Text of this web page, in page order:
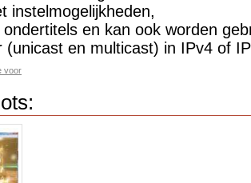
instelmogelijkheden,
en kan ook worden
(unicast en multicast) in IPv4 of
voor